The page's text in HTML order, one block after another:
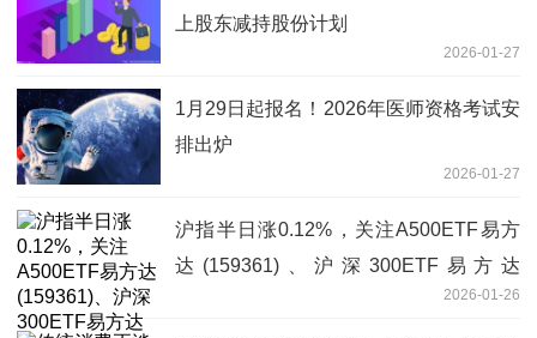
上股东减持股份计划
2026-01-27
1月29日起报名！2026年医师资格考试安
排出炉
2026-01-27
沪指半日涨0.12%，关注A500ETF易方
达(159361)、沪深300ETF易方达
2026-01-26